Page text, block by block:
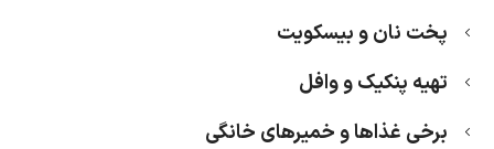
پخت نان و بیسکویت
تهیه پنکیک و وافل
برخی غذاها و خمیرهای خانگی